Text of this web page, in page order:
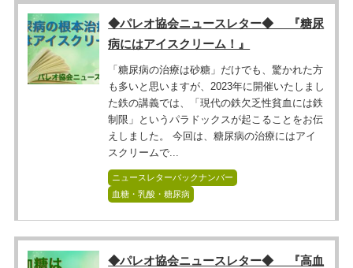
◆パレオ協会ニュースレター◆ 『糖尿
病にはアイスクリーム！』
「糖尿病の治療は砂糖」だけでも、驚かれた方
も多いと思いますが、2023年に開催いたしまし
た鉄の講義では、「現代の鉄欠乏性貧血には鉄
制限」というパラドックスが起こることをお伝
えしました。 今回は、糖尿病の治療にはアイ
スクリームで...
ニュースレターバックナンバー
血糖・乳酸・糖尿病
◆パレオ協会ニュースレター◆ 『高血